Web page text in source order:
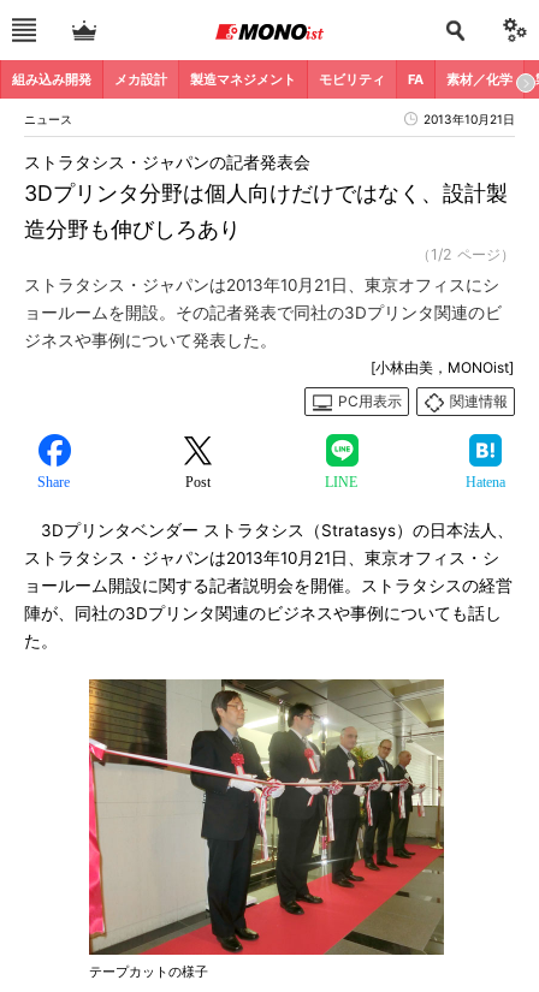
組み込み開発 メカ設計 製造マネジメント モビリティ FA 素材／化学
ニュース 2013年10月21日
3Dプリンタ分野は個人向けだけではなく、設計製
造分野も伸びしろあり
ストラタシス・ジャパンの記者発表会
（1/2 ページ）
ストラタシス・ジャパンは2013年10月21日、東京オフィスにシ
ョールームを開設。その記者発表で同社の3Dプリンタ関連のビ
ジネスや事例について発表した。
[小林由美，MONOist]
PC用表示
関連情報
Share Post LINE Hatena
3Dプリンタベンダー ストラタシス（Stratasys）の日本法人、
ストラタシス・ジャパンは2013年10月21日、東京オフィス・シ
ョールーム開設に関する記者説明会を開催。ストラタシスの経営
陣が、同社の3Dプリンタ関連のビジネスや事例についても話し
た。
テープカットの様子